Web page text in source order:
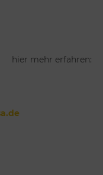
hier mehr erfahren: